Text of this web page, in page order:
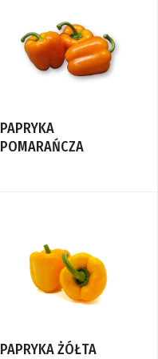
PAPRYKA
POMARAŃCZA
PAPRYKA ŻÓŁTA